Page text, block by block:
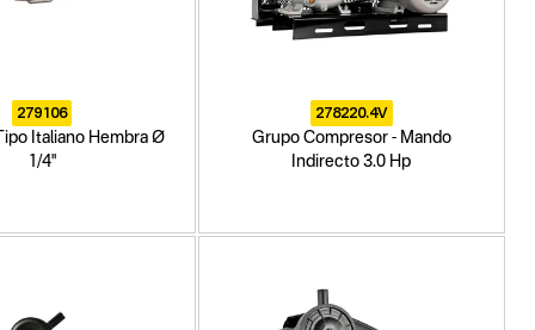
279106
Italiano Hembra Ø
1/4"
278220.4V
Grupo Compresor - Mando
Indirecto 3.0 Hp